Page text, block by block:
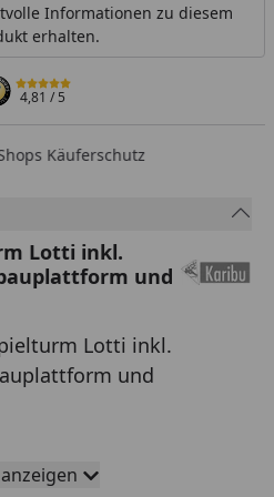
Informationen zu diesem
erhalten.
4,81/ 5
Käuferschutz
Lotti inkl.
und
Lotti inkl.
und
Lotti